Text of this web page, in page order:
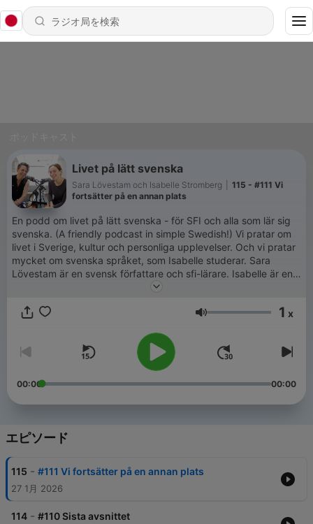
Livet på lätt svenska
Sara Lövestam och Isabelle Stromberg
115 - #111 Vi
fortsätter på en annan plats
En podd om livet på lätt svenska - för SFI och alla som lär sig
svenska. (A friendly podcast in simple Swedish!) Vi pratar om
livet i Sverige, kultur och personliga upplevelser. Och vi pratar
mycket om svenska språket, som Isabelle studerar. Sara
Lövestam är en svensk författare och sfi-lärare. Isabelle är en
amerikansk filmstudent som bor i Stockholm.
音量 1 x
00:00 00:00
エピソード
115 - #111 Vi fortsätter på en annan plats
27 1月 2026
114 - #110 Sista avsnittet